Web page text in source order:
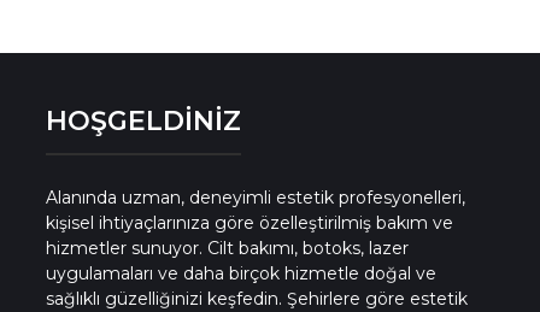
HOŞGELDİNİZ
Alanında uzman, deneyimli estetik profesyonelleri,
kişisel ihtiyaçlarınıza göre özelleştirilmiş bakım ve
hizmetler sunuyor. Cilt bakımı, botoks, lazer
uygulamaları ve daha birçok hizmetle doğal ve
sağlıklı güzelliğinizi keşfedin. Şehirlere göre estetik